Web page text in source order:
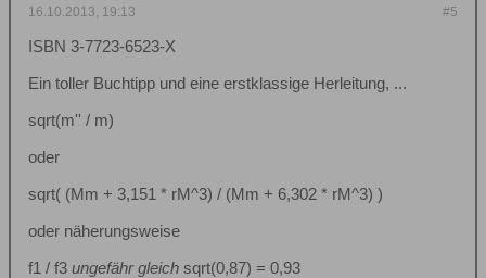
#5
16.10.2013, 19:13
ISBN 3-7723-6523-X
Ein toller Buchtipp und eine erstklassige Herleitung, ...
sqrt(m'' / m)
oder
sqrt( (Mm + 3,151 * rM^3) / (Mm + 6,302 * rM^3) )
oder näherungsweise
f1 / f3 ungefähr gleich sqrt(0,87) = 0,93